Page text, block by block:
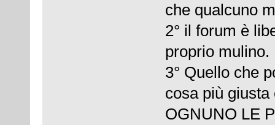
che qualcuno
2° il forum è
proprio mulino.
3° Quello che
cosa più
OGNUNO LE